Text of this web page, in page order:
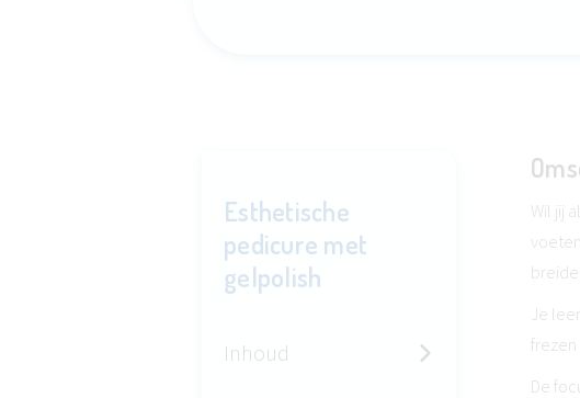
Esthetische
pedicure met
gelpolish
Inhoud
Wil jij
Je
De